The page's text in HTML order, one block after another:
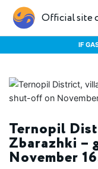
Official site
IF
Ternopil
Zbarazhki –
November